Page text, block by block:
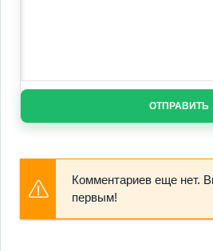
ОТПРАВИТЬ
Комментариев еще нет.
первым!